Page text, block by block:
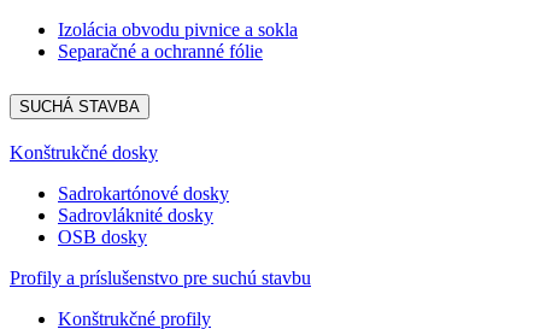
Izolácia obvodu pivnice a sokla
Separačné a ochranné fólie
SUCHÁ STAVBA
Konštrukčné dosky
Sadrokartónové dosky
Sadrovláknité dosky
OSB dosky
Profily a príslušenstvo pre suchú stavbu
Konštrukčné profily